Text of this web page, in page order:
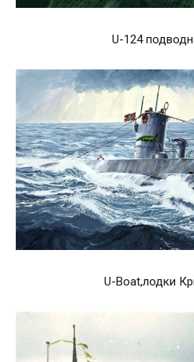
U-124
U-Boat,лодки